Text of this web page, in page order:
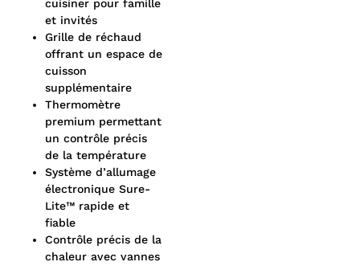
cuisiner pour famille
et invités
Grille de réchaud
offrant un espace de
cuisson
supplémentaire
Thermomètre
premium permettant
un contrôle précis
de la température
Système d’allumage
électronique Sure-
Lite™ rapide et
fiable
Contrôle précis de la
chaleur avec vannes